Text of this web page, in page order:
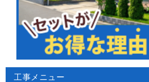
工事メニュー